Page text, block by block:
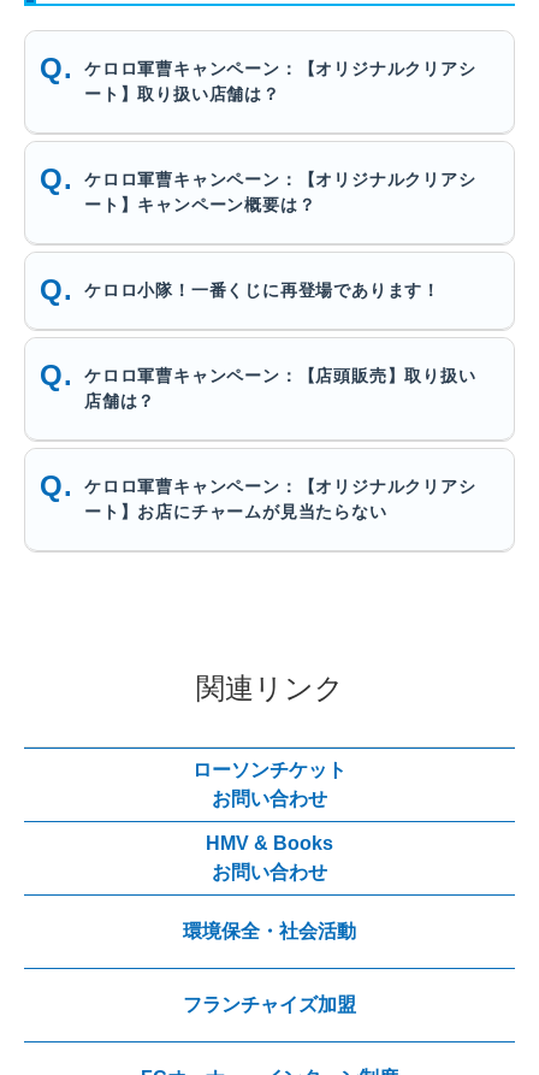
ケロロ軍曹キャンペーン：【オリジナルクリアシ
ート】取り扱い店舗は？
ケロロ軍曹キャンペーン：【オリジナルクリアシ
ート】キャンペーン概要は？
ケロロ小隊！一番くじに再登場であります！
ケロロ軍曹キャンペーン：【店頭販売】取り扱い
店舗は？
ケロロ軍曹キャンペーン：【オリジナルクリアシ
ート】お店にチャームが見当たらない
関連リンク
ローソンチケット
お問い合わせ
HMV & Books
お問い合わせ
環境保全・社会活動
フランチャイズ加盟